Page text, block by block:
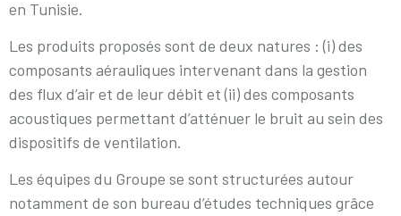
en Tunisie.
Les produits proposés sont de deux natures : (i) des
composants aérauliques intervenant dans la gestion
des flux d’air et de leur débit et (ii) des composants
acoustiques permettant d’atténuer le bruit au sein des
dispositifs de ventilation.
Les équipes du Groupe se sont structurées autour
notamment de son bureau d’études techniques grâce